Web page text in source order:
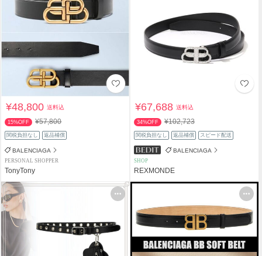
¥48,800送料込
15%OFF ¥57,800
関税負担なし 返品補償
BALENCIAGA
PERSONAL SHOPPER
TonyTony
¥67,688送料込
34%OFF ¥102,723
関税負担なし 返品補償 スピード配送
BALENCIAGA
SHOP
REXMONDE